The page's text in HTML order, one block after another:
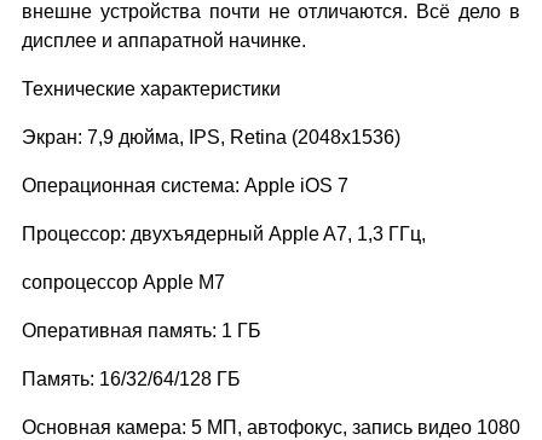
внешне устройства почти не отличаются. Всё дело в
дисплее и аппаратной начинке.
Технические характеристики
Экран: 7,9 дюйма, IPS, Retina (2048x1536)
Операционная система: Apple iOS 7
Процессор: двухъядерный Apple A7, 1,3 ГГц,
сопроцессор Apple M7
Оперативная память: 1 ГБ
Память: 16/32/64/128 ГБ
Основная камера: 5 МП, автофокус, запись видео 1080